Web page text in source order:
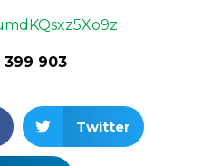
399 903
Twitter